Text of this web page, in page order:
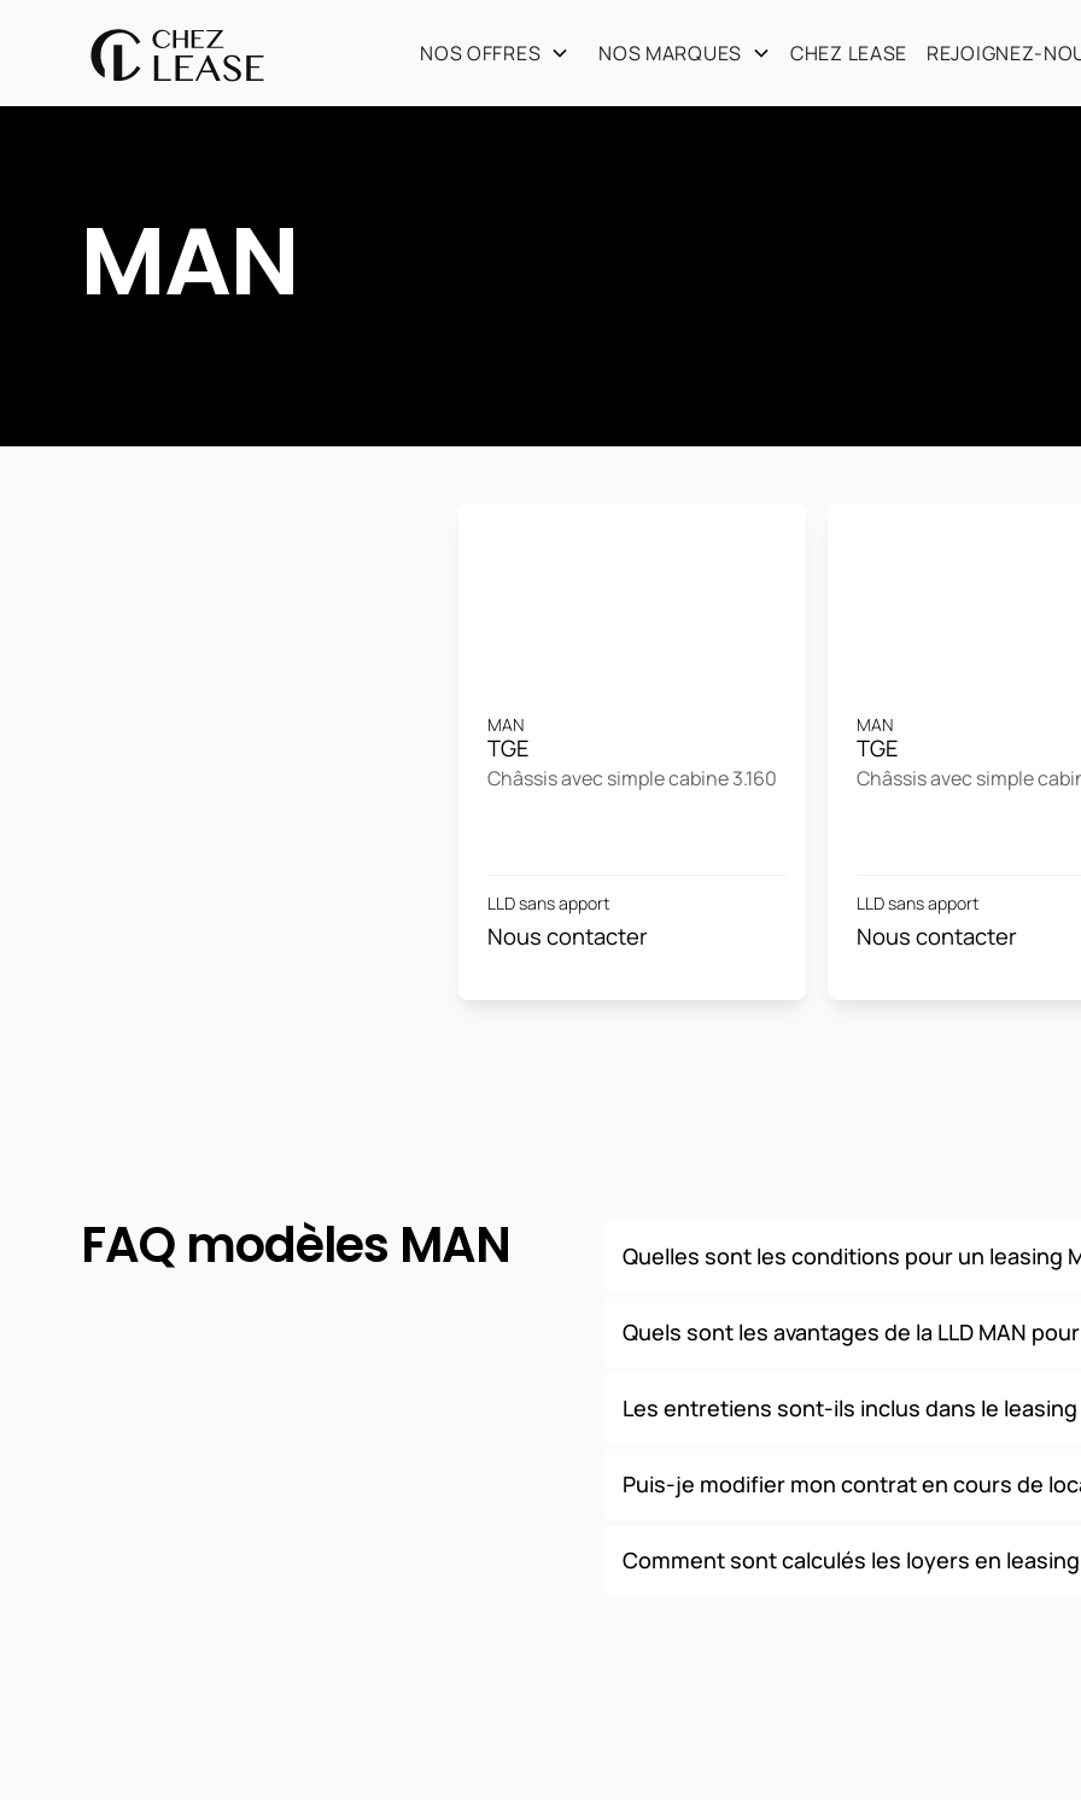
NOS OFFRES NOS MARQUES CHEZ LEASE REJOIGNEZ-
MAN
MAN
TGE
Châssis avec simple cabine 3.160
LLD sans apport
Nous contacter
MAN
TGE
Châssis avec simple
LLD sans apport
Nous contacter
FAQ modèles MAN Quelles sont les conditions pour un leasing
conditions varient selon votre profil (professionnel ou
Quels sont les avantages de la LLD MAN
d'immobilisation au bilan, et une gestion simplifiée de votre
Les entretiens sont-ils inclus dans le leasing
modalités exactes dépendent de la formule choisie.
Puis-je modifier mon contrat en cours de
de l'évolution de vos besoins.
Comment sont calculés les loyers en leasing